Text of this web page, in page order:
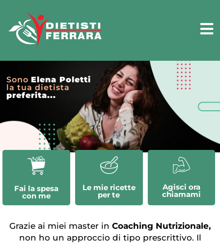
SonoElena Poletti
la tua dietista
preferita...
Fai la spesa
con me
Le mie ricette
per te
Agisci ora
chiamami
Grazie ai miei master in Coaching Nutrizionale,
non ho un approccio di tipo prescrittivo. Il